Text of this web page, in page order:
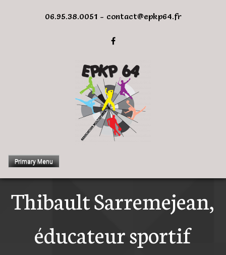
06.95.38.0051 - contact@epkp64.fr
Primary Menu
Thibault Sarremejean,
éducateur sportif